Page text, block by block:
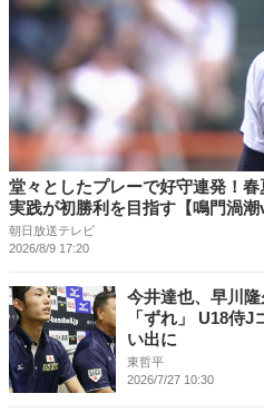
堂々としたプレーで好守連発！
実践が初勝利を目指す【鳴門渦潮
朝日放送テレビ
2026/8/9 17:20
今井達也、早川
「ずれ」 U18侍
い出に
東哲平
2026/7/27 10:30